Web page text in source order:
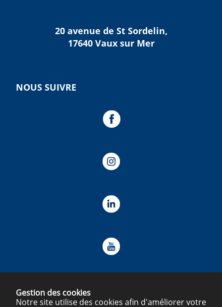
Gestion des cookies
Notre site utilise des cookies afin d'améliorer votre
20 avenue de St Sordelin,
17640 Vaux sur Mer
NOUS SUIVRE